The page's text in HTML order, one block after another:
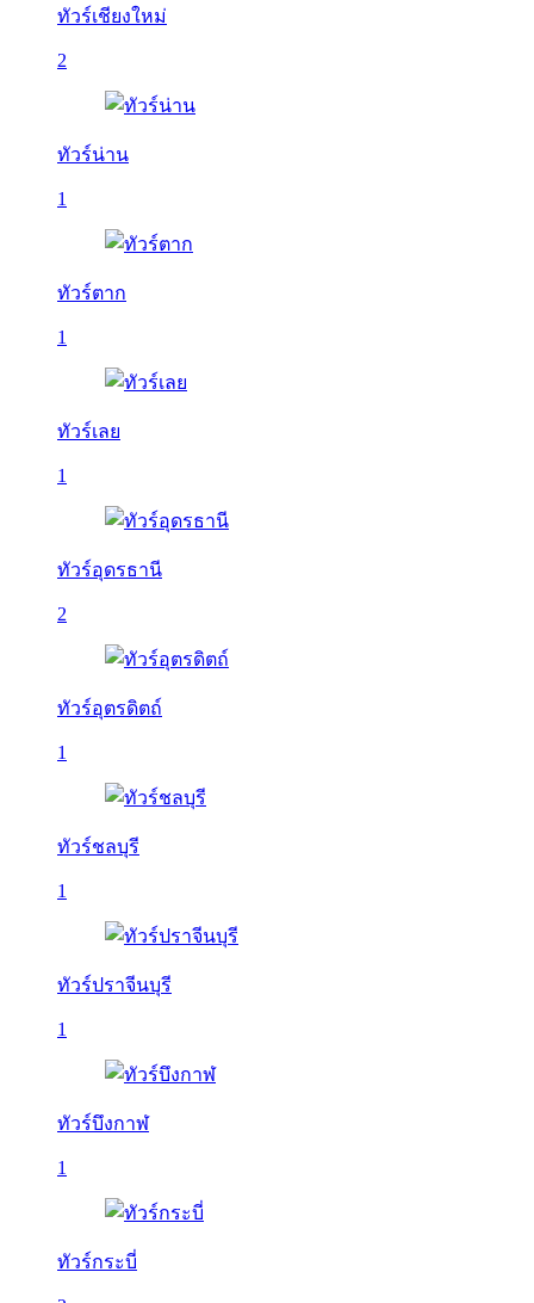
ทัวร์เชียงใหม่
2
ทัวร์น่าน
1
ทัวร์ตาก
1
ทัวร์เลย
1
ทัวร์อุดรธานี
2
ทัวร์อุตรดิตถ์
1
ทัวร์ชลบุรี
1
ทัวร์ปราจีนบุรี
1
ทัวร์บึงกาฬ
1
ทัวร์กระบี่